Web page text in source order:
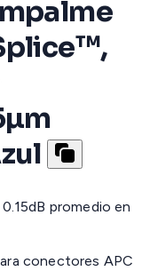
promedio en
conectores APC